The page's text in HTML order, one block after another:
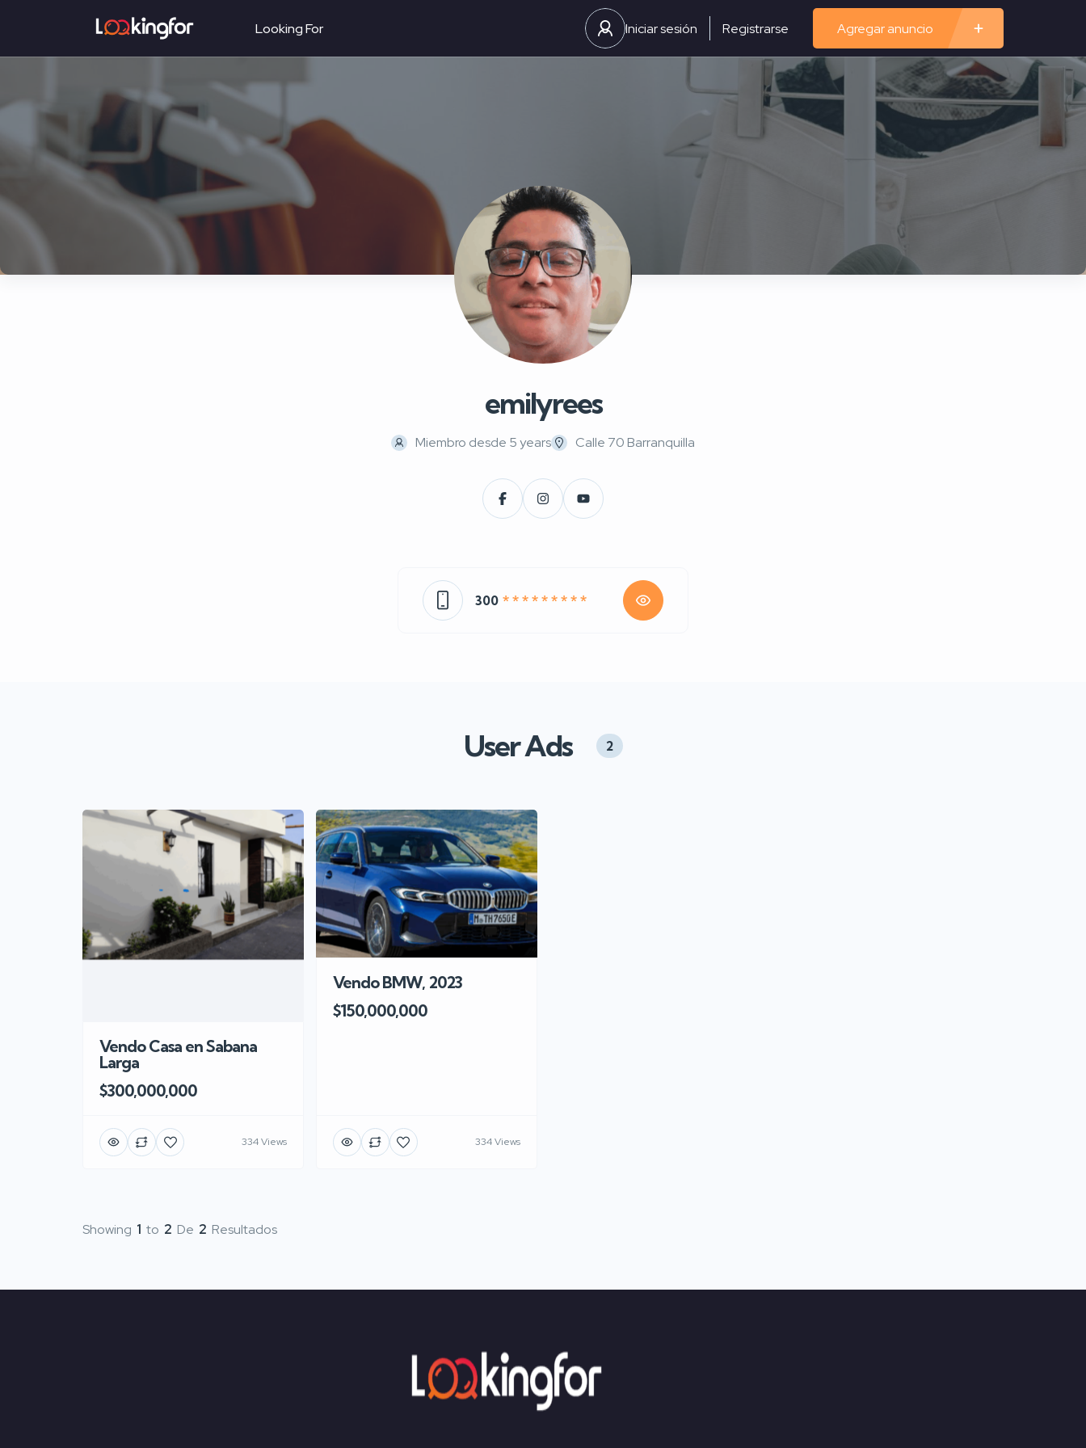
Looking For Iniciar sesión Registrarse Agregar anuncio
emilyrees
Miembro desde 5 years Calle 70 Barranquilla
300 * * * * * * * * *
User Ads 2
Vendo Casa en Sabana
Larga
$300,000,000
334 Views
Vendo BMW, 2023
$150,000,000
334 Views
Showing 1 to 2 De 2 Resultados